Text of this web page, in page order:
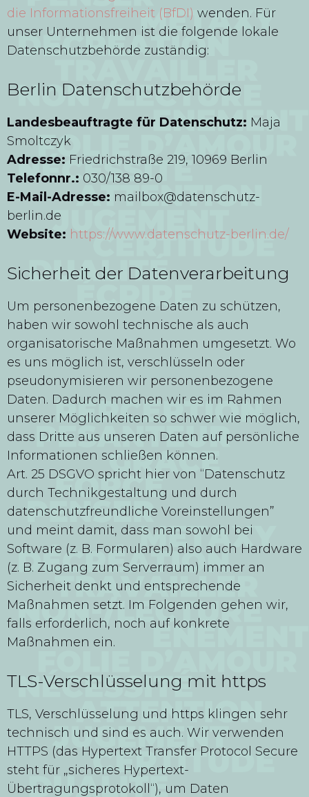
die Informationsfreiheit (BfDI) wenden. Für
unser Unternehmen ist die folgende lokale
Datenschutzbehörde zuständig:
Berlin Datenschutzbehörde
Landesbeauftragte für Datenschutz: Maja
Smoltczyk
Adresse: Friedrichstraße 219, 10969 Berlin
Telefonnr.: 030/138 89-0
E-Mail-Adresse: mailbox@datenschutz-
berlin.de
Website: https://www.datenschutz-berlin.de/
Sicherheit der Datenverarbeitung
Um personenbezogene Daten zu schützen,
haben wir sowohl technische als auch
organisatorische Maßnahmen umgesetzt. Wo
es uns möglich ist, verschlüsseln oder
pseudonymisieren wir personenbezogene
Daten. Dadurch machen wir es im Rahmen
unserer Möglichkeiten so schwer wie möglich,
dass Dritte aus unseren Daten auf persönliche
Informationen schließen können.
Art. 25 DSGVO spricht hier von “Datenschutz
durch Technikgestaltung und durch
datenschutzfreundliche Voreinstellungen”
und meint damit, dass man sowohl bei
Software (z. B. Formularen) also auch Hardware
(z. B. Zugang zum Serverraum) immer an
Sicherheit denkt und entsprechende
Maßnahmen setzt. Im Folgenden gehen wir,
falls erforderlich, noch auf konkrete
Maßnahmen ein.
TLS-Verschlüsselung mit https
TLS, Verschlüsselung und https klingen sehr
technisch und sind es auch. Wir verwenden
HTTPS (das Hypertext Transfer Protocol Secure
steht für „sicheres Hypertext-
Übertragungsprotokoll“), um Daten